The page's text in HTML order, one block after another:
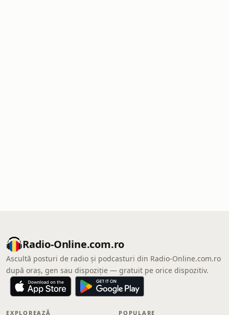
Radio-Online.com.ro
Ascultă posturi de radio și podcasturi din Radio-Online.com.ro
după oraș, gen sau dispoziție — gratuit pe orice dispozitiv.
EXPLOREAZĂ POPULARE